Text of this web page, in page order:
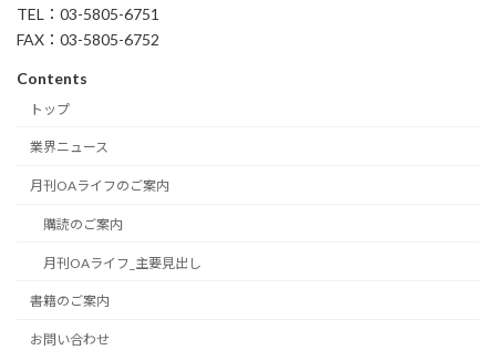
TEL：03-5805-6751
FAX：03-5805-6752
Contents
トップ
業界ニュース
月刊OAライフのご案内
購読のご案内
月刊OAライフ_主要見出し
書籍のご案内
お問い合わせ